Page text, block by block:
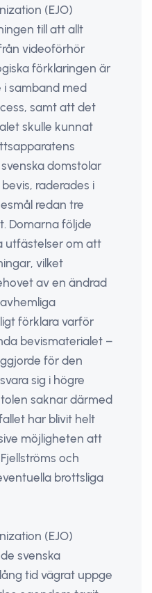
(EJO)
till att allt
videoförhör
förklaringen är
samband med
samt att det
skulle kunnat
domstolar
raderades i
redan tre
Domarna följde
utfästelser om att
vilket
av en ändrad
förklara varför
bevismaterialet –
för den
sig i högre
saknar därmed
har blivit helt
möjligheten att
och
brottsliga
(EJO)
svenska
tid vägrat uppge